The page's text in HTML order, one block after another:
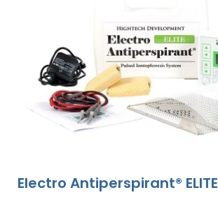
Electro Antiperspirant® ELITE